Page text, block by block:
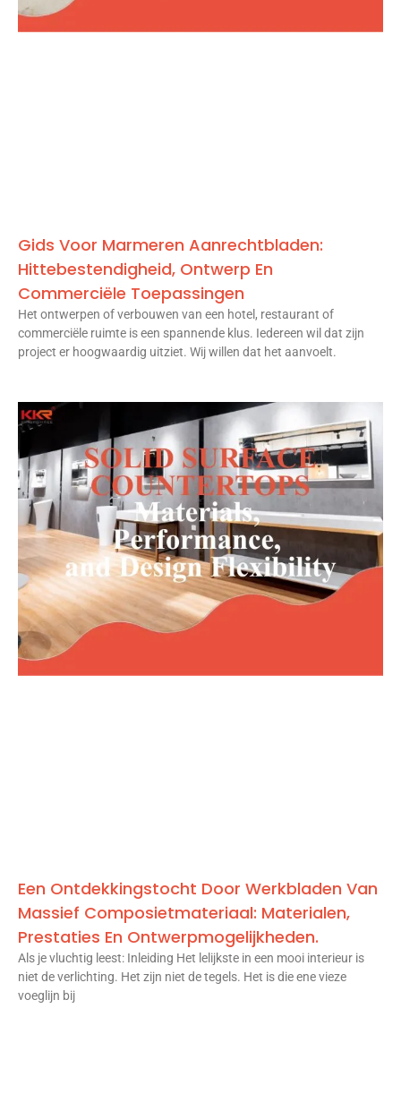
Gids Voor Marmeren Aanrechtbladen:
Hittebestendigheid, Ontwerp En
Commerciële Toepassingen
Het ontwerpen of verbouwen van een hotel, restaurant of
commerciële ruimte is een spannende klus. Iedereen wil dat zijn
project er hoogwaardig uitziet. Wij willen dat het aanvoelt.
Een Ontdekkingstocht Door Werkbladen Van
Massief Composietmateriaal: Materialen,
Prestaties En Ontwerpmogelijkheden.
Als je vluchtig leest: Inleiding Het lelijkste in een mooi interieur is
niet de verlichting. Het zijn niet de tegels. Het is die ene vieze
voeglijn bij